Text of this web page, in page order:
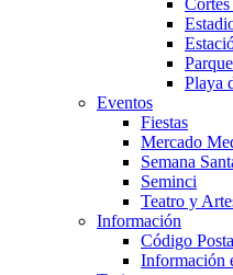
Playa
Eventos
Fiestas
Mercado
Semana
Seminci
Teatro y
Información
Código
Información